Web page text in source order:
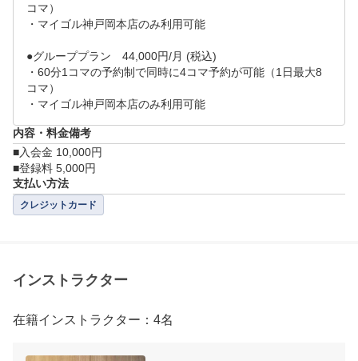
コマ）
・マイゴル神戸岡本店のみ利用可能
●グループプラン　44,000円/月 (税込)
・60分1コマの予約制で同時に4コマ予約が可能（1日最大8
コマ）
・マイゴル神戸岡本店のみ利用可能
内容・料金備考
■入会金 10,000円
■登録料 5,000円
支払い方法
クレジットカード
インストラクター
在籍インストラクター：4名